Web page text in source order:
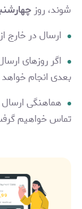
شوند، روز
ارسال در خارج
اگر روزهای
بعدی انجام
هماهنگی ارسال
تماس خواهیم